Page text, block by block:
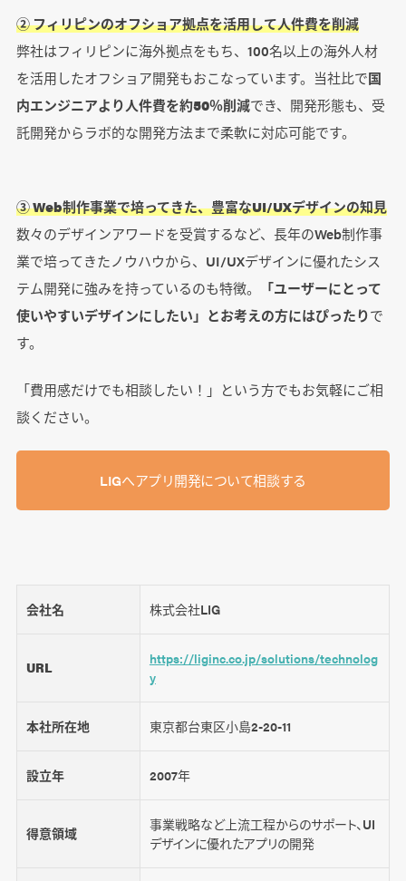
② フィリピンのオフショア拠点を活用して人件費を削減
弊社はフィリピンに海外拠点をもち、100名以上の海外人材
を活用したオフショア開発もおこなっています。当社比で国
内エンジニアより人件費を約50％削減でき、開発形態も、受
託開発からラボ的な開発方法まで柔軟に対応可能です。
③ Web制作事業で培ってきた、豊富なUI/UXデザインの知見
数々のデザインアワードを受賞するなど、長年のWeb制作事
業で培ってきたノウハウから、UI/UXデザインに優れたシス
テム開発に強みを持っているのも特徴。
「ユーザーにとって
使いやすいデザインにしたい」とお考えの方にはぴったりで
す。
「費用感だけでも相談したい！」という方でもお気軽にご相
談ください。
LIGへアプリ開発について相談する
会社名 株式会社LIG
URL
https://liginc.co.jp/solutions/technolog
y
本社所在地 東京都台東区小島2-20-11
設立年 2007年
得意領域
事業戦略など上流工程からのサポート、UI
デザインに優れたアプリの開発